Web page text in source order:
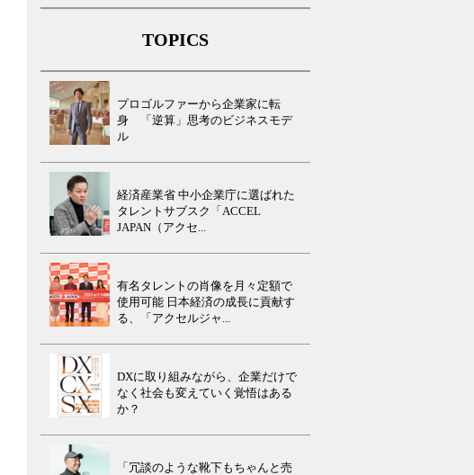
TOPICS
プロゴルファーから企業家に転
身 「逆算」思考のビジネスモデ
ル
経済産業省 中小企業庁に選ばれた
タレントサブスク「ACCEL
JAPAN（アクセ...
有名タレントの肖像を月々定額で
使用可能 日本経済の成長に貢献す
る、「アクセルジャ...
DXに取り組みながら、企業だけで
なく社会も変えていく覚悟はある
か？
「冗談のような靴下もちゃんと売